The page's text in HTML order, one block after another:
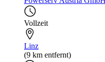
Vollzeit
Linz
(9 km entfernt)